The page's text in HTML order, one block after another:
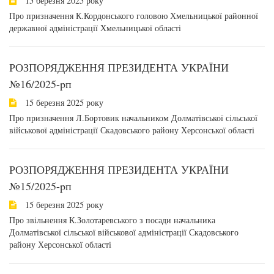
Про призначення К.Кордонського головою Хмельницької районної
державної адміністрації Хмельницької області
РОЗПОРЯДЖЕННЯ ПРЕЗИДЕНТА УКРАЇНИ
№16/2025-pп
15 березня 2025 року
Про призначення Л.Бортовик начальником Долматівської сільської
військової адміністрації Скадовського району Херсонської області
РОЗПОРЯДЖЕННЯ ПРЕЗИДЕНТА УКРАЇНИ
№15/2025-pп
15 березня 2025 року
Про звільнення К.Золотаревського з посади начальника
Долматівської сільської військової адміністрації Скадовського
району Херсонської області